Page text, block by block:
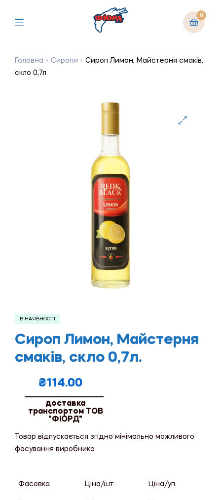
0
Головна Сиропи
Сироп Лимон, Майстерня смаків,
скло 0,7л.
В НАЯВНОСТІ
Сироп Лимон, Майстерня
смаків, скло 0,7л.
₴114.00
доставка
транспортом ТОВ
"ФІОРД"
Товар відпускається згідно мінімально можливого
фасування виробника
Фасовка Ціна/шт. Ціна/уп.